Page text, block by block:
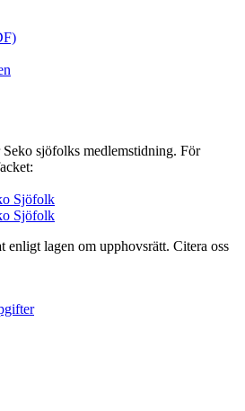
Seko sjöfolks medlemstidning. För
Sjöfolk
Sjöfolk
enligt lagen om upphovsrätt. Citera oss